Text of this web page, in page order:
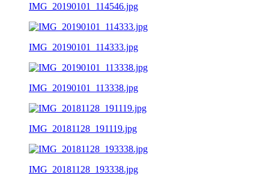
IMG_20190101_114546.jpg
IMG_20190101_114333.jpg
IMG_20190101_113338.jpg
IMG_20181128_191119.jpg
IMG_20181128_193338.jpg